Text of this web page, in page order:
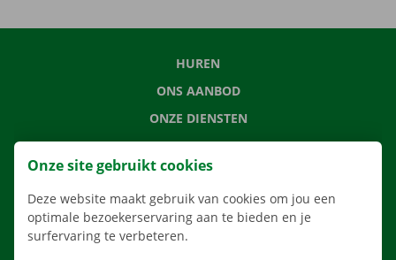
HUREN
ONS AANBOD
ONZE DIENSTEN
LOCATIES
APP
VERHUISOPLOSSINGEN
Onze site gebruikt cookies
Deze website maakt gebruik van cookies om jou een
optimale bezoekerservaring aan te bieden en je
surfervaring te verbeteren.